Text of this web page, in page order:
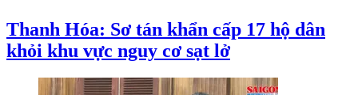
Thanh Hóa: Sơ tán khẩn cấp 17 hộ dân
khỏi khu vực nguy cơ sạt lở